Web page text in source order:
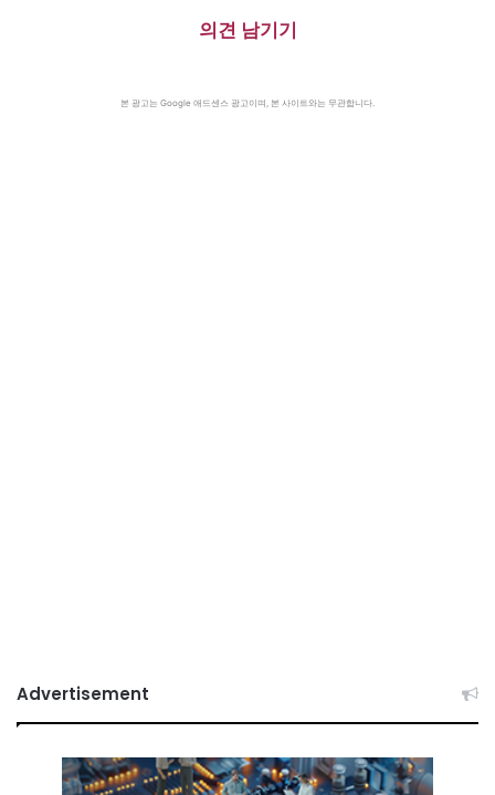
의견 남기기
본 광고는 Google 애드센스 광고이며, 본 사이트와는 무관합니다.
Advertisement